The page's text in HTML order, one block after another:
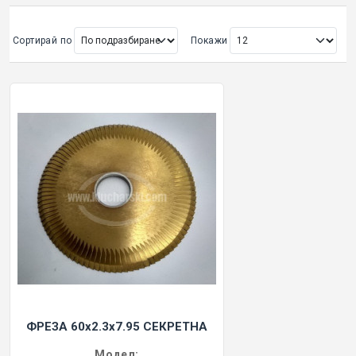
ОРИГИНАЛНИ АВТОКЛЮЧОВЕ
Покажи всички
АВТОКЛЮЧАЛКИ И ЧАСТИ
ЕМУЛАТОРИ
МАСЛА, ХИМИЯ И СПРЕЙОВЕ VOULIS
ЧАСТИ ЗА АВТОКЛЮЧОВЕ
КУТИЙКИ ЗА АЛАРМИ
Сортирай по Покажи
ФРЕЗА 60х2.3х7.95 СЕКРЕТНА